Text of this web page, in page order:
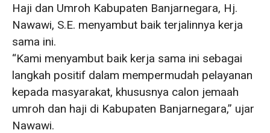
Haji dan Umroh Kabupaten Banjarnegara, Hj.
Nawawi, S.E. menyambut baik terjalinnya kerja
sama ini.
“Kami menyambut baik kerja sama ini sebagai
langkah positif dalam mempermudah pelayanan
kepada masyarakat, khususnya calon jemaah
umroh dan haji di Kabupaten Banjarnegara,” ujar
Nawawi.